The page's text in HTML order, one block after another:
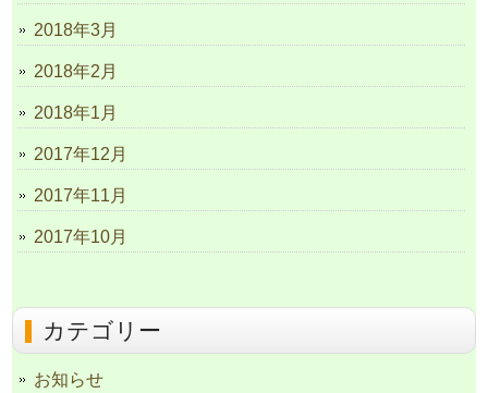
2018年3月
2018年2月
2018年1月
2017年12月
2017年11月
2017年10月
カテゴリー
お知らせ